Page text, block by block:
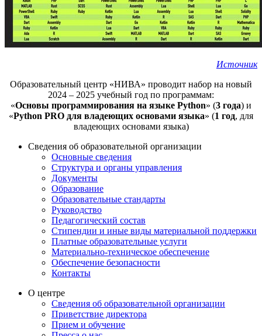
Источник
Образовательный центр «НИВА» проводит набор на новый
2024 – 2025 учебный год по программам:
«Основы программирования на языке Python» (3 года) и
«Python PRO для владеющих основами языка» (1 год, для
владеющих основами языка)
Сведения об образовательной организации
Основные сведения
Структура и органы управления
Документы
Образование
Образовательные стандарты
Руководство
Педагогический состав
Стипендии и иные виды материальной поддержки
Платные образовательные услуги
Материально-техническое обеспечение
Обеспечение безопасности
Контакты
О центре
Сведения об образовательной организации
Приветствие директора
Прием и обучение